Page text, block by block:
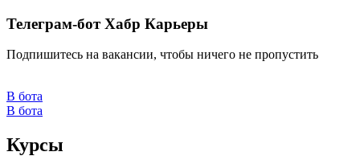
Телеграм-бот Хабр Карьеры
Подпишитесь на вакансии, чтобы ничего не пропустить
В бота
В бота
Курсы